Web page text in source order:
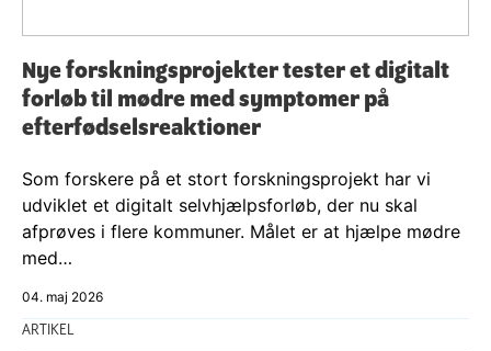
Nye forskningsprojekter tester et digitalt
forløb til mødre med symptomer på
efterfødselsreaktioner
Som forskere på et stort forskningsprojekt har vi
udviklet et digitalt selvhjælpsforløb, der nu skal
afprøves i flere kommuner. Målet er at hjælpe mødre
med…
04. maj 2026
ARTIKEL